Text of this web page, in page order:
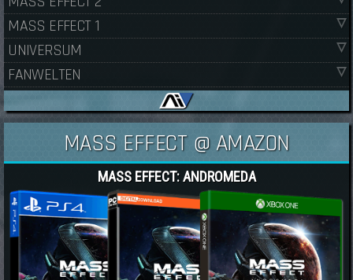
MASS EFFECT 1
UNIVERSUM
FANWELTEN
MASS EFFECT @ AMAZON
MASS EFFECT: ANDROMEDA